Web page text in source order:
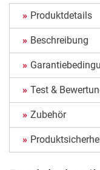
Produktdetails
Beschreibung
Test &
Zubehör